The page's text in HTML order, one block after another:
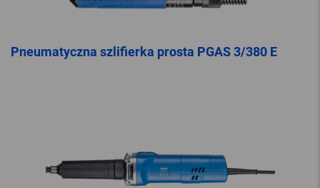
Pneumatyczna szlifierka prosta PGAS 3/380 E